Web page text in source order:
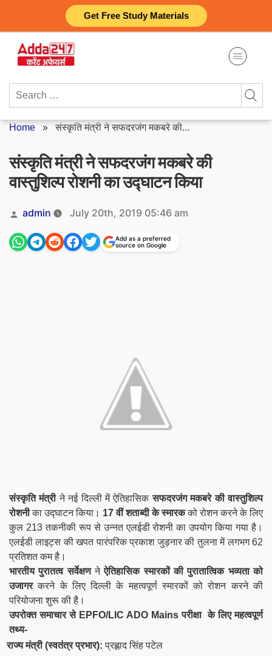
Get Free Study Materials
content
Search
Home »संस्कृति मंत्री ने सफदरजंग मकबरे की...
संस्कृति मंत्री ने सफदरजंग मकबरे की
वास्तुशिल्प रोशनी का उद्घाटन किया
Posted
by
admin July 20th, 2019 05:46 am
Add as a preferred
source on Google
संस्कृति मंत्रीने नई दिल्ली में ऐतिहासिकसफदरजंग मकबरे की वास्तुशिल्प
रोशनीका उद्घाटन किया। 17 वीं शताब्दी के स्मारकको रोशन करने के लिए
कुल 213 तकनीकी रूप से उन्नत एलईडी रोशनी का उपयोग किया गया है।
एलईडी लाइट्स की खपत पारंपरिक प्रकाश जुड़नार की तुलना में लगभग 62
प्रतिशत कम है।
भारतीय पुरातत्व सर्वेक्षणनेऐतिहासिक स्मारकों की पुरातात्विक भव्यता को
उजागरकरने के लिए दिल्ली के महत्वपूर्ण स्मारकों को रोशन करने की
परियोजना शुरू की है।
उपरोक्त समाचार से EPFO/LIC ADO Mains परीक्षा के लिए महत्वपूर्ण
तथ्य-
राज्य मंत्री (स्वतंत्र प्रभार): प्रह्लाद सिंह पटेल